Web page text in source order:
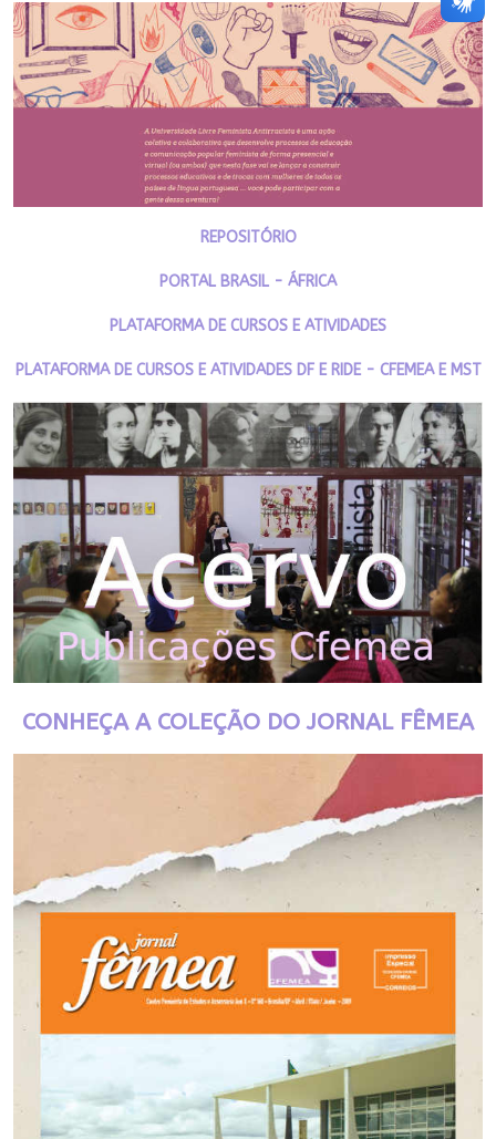
REPOSITÓRIO
PORTAL BRASIL - ÁFRICA
PLATAFORMA DE CURSOS E ATIVIDADES
PLATAFORMA DE CURSOS E ATIVIDADES DF E RIDE - CFEMEA E MST
CONHEÇA A COLEÇÃO DO JORNAL FÊMEA